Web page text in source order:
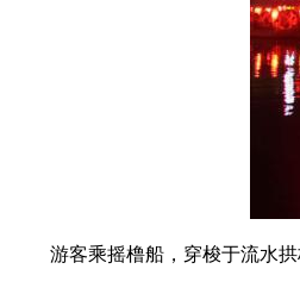
游客乘摇橹船，穿梭于流水